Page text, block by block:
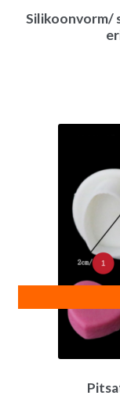
Silikoonvorm/